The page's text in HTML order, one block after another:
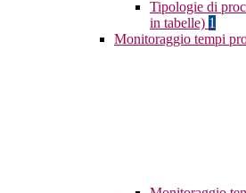
Tipologie di
in tabelle) 1
Monitoraggio tempi